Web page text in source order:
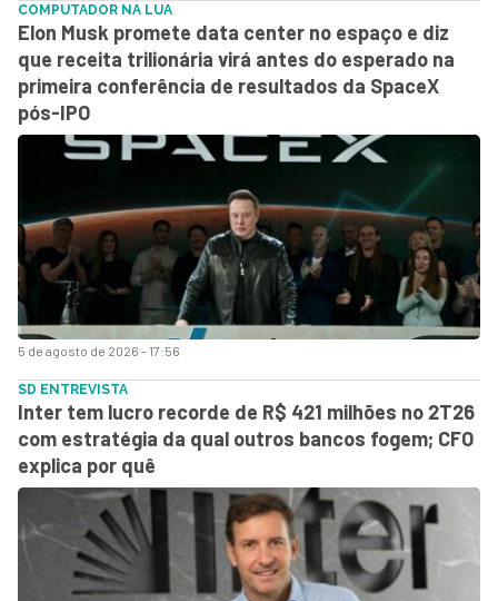
5 de agosto de 2026 - 17:56
COMPUTADOR NA LUA
Elon Musk promete data center no espaço e diz
que receita trilionária virá antes do esperado na
primeira conferência de resultados da SpaceX
pós-IPO
SD ENTREVISTA
Inter tem lucro recorde de R$ 421 milhões no 2T26
com estratégia da qual outros bancos fogem; CFO
explica por quê